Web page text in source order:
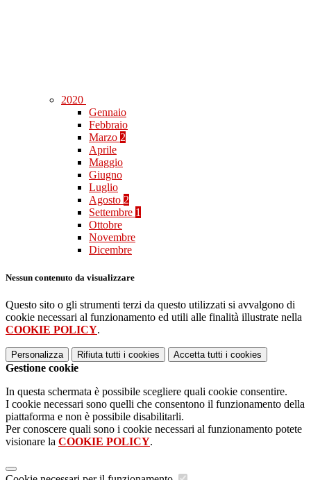
2020
Gennaio
Febbraio
Marzo 2
Aprile
Maggio
Giugno
Luglio
Agosto 2
Settembre 1
Ottobre
Novembre
Dicembre
Nessun contenuto da visualizzare
Questo sito o gli strumenti terzi da questo utilizzati si avvalgono di
cookie necessari al funzionamento ed utili alle finalità illustrate nella
COOKIE POLICY.
Personalizza Rifiuta tutti i cookies Accetta tutti i cookies
Gestione cookie
In questa schermata è possibile scegliere quali cookie consentire.
I cookie necessari sono quelli che consentono il funzionamento della
piattaforma e non è possibile disabilitarli.
Per conoscere quali sono i cookie necessari al funzionamento potete
visionare la COOKIE POLICY.